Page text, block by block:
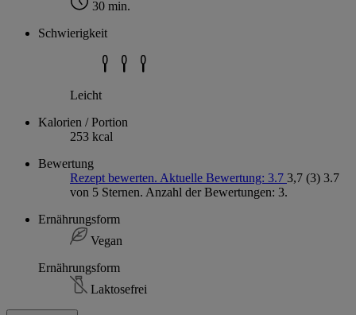
30 min.
Schwierigkeit
Leicht
Kalorien / Portion
253 kcal
Bewertung
Rezept bewerten. Aktuelle Bewertung: 3.7 3,7 (3) 3.7
von 5 Sternen. Anzahl der Bewertungen: 3.
Ernährungsform
Vegan
Ernährungsform
Laktosefrei